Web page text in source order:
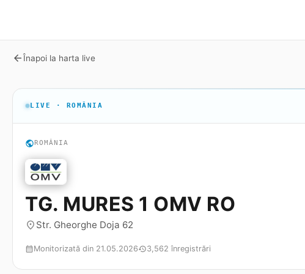
arrow_backÎnapoi la harta live
LIVE · ROMÂNIA
publicROMÂNIA
TG. MURES 1 OMV RO
place Str. Gheorghe Doja 62
calendar_monthMonitorizată din 21.05.2026history3,562 înregistrări